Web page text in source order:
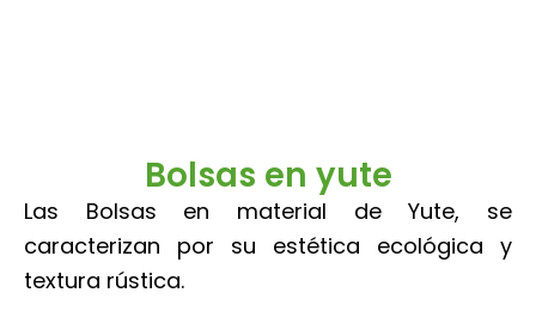
Bolsas en yute
Las Bolsas en material de Yute, se
caracterizan por su estética ecológica y
textura rústica.